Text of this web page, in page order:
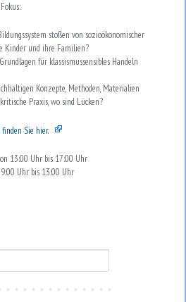
stoßen von sozioökonomischer
Kinder und ihre Familien?
für klassismussensibles Handeln
Konzepte, Methoden, Materialien
Praxis, wo sind Lücken?
Sie hier.
13:00 Uhr bis 17:00 Uhr
Uhr bis 13:00 Uhr